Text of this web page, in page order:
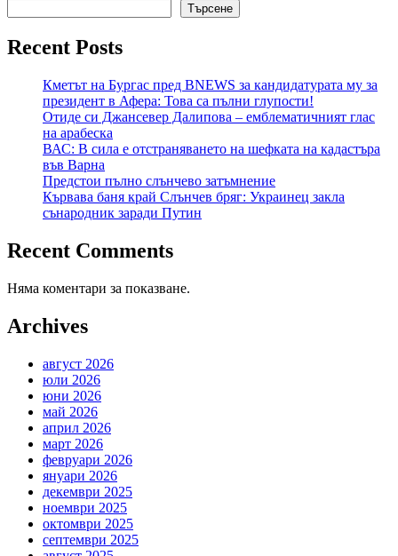
Търсене
Recent Posts
Кметът на Бургас пред BNEWS за кандидатурата му за
президент в Афера: Това са пълни глупости!
Отиде си Джансевер Далипова – емблематичният глас
на арабеска
ВАС: В сила е отстраняването на шефката на кадастъра
във Варна
Предстои пълно слънчево затъмнение
Кървава баня край Слънчев бряг: Украинец закла
сънародник заради Путин
Recent Comments
Няма коментари за показване.
Archives
август 2026
юли 2026
юни 2026
май 2026
април 2026
март 2026
февруари 2026
януари 2026
декември 2025
ноември 2025
октомври 2025
септември 2025